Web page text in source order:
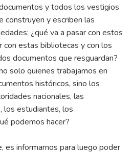
y todos los vestigios
construyen y escriben las
¿qué va a pasar con estos
con estas bibliotecas y con los
documentos que resguardan?
solo quienes trabajamos en
históricos, sino los
nacionales, las
los estudiantes, los
podemos hacer?
es informarnos para luego poder